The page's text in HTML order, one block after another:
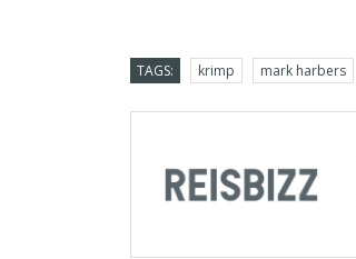
TAGS: krimp mark harbers